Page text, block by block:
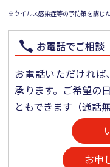
※ウイルス感染症等の予防策を講じ
お電話でご相談
お電話いただけれ
承ります。ご希望の
ともできます（通話
お申